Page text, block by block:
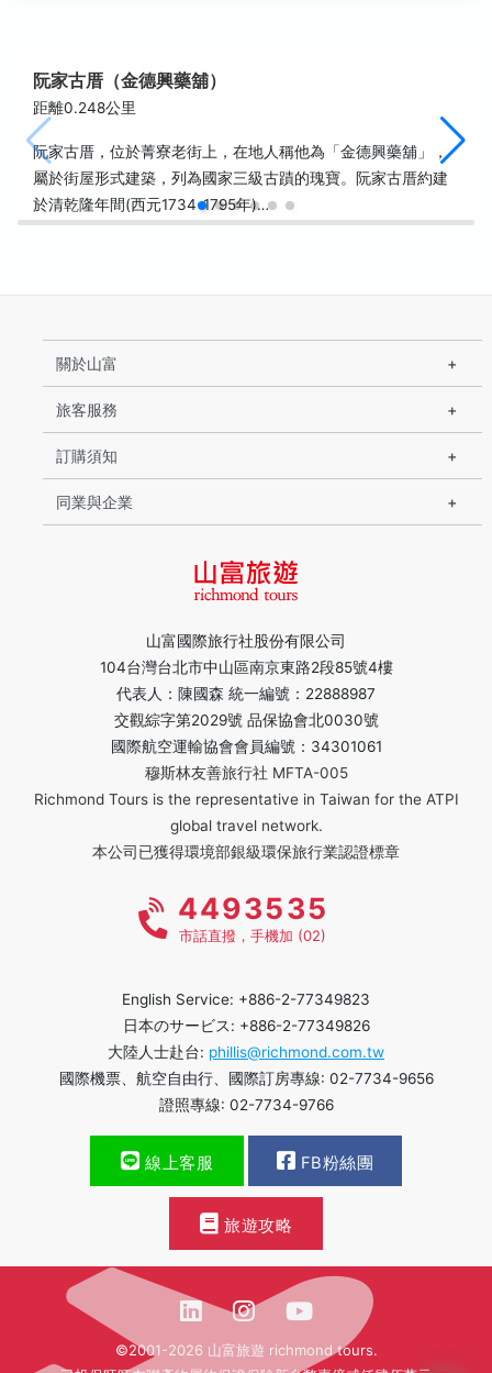
阮家古厝（金德興藥舖）
距離0.248公里
阮家古厝，位於菁寮老街上，在地人稱他為「金德興藥舖」，
屬於街屋形式建築，列為國家三級古蹟的瑰寶。阮家古厝約建
於清乾隆年間(西元1734-1795年)…
山富國際旅行社股份有限公司
104台灣台北市中山區南京東路2段85號4樓
代表人：陳國森 統一編號：22888987
交觀綜字第2029號 品保協會北0030號
國際航空運輸協會會員編號：34301061
穆斯林友善旅行社 MFTA-005
Richmond Tours is the representative in Taiwan for the ATPI
global travel network.
本公司已獲得環境部銀級環保旅行業認證標章
關於山富
旅客服務
訂購須知
同業與企業
4493535
市話直撥，手機加 (02)
English Service: +886-2-77349823
日本のサービス: +886-2-77349826
大陸人士赴台: phillis@richmond.com.tw
國際機票、航空自由行、國際訂房專線: 02-7734-9656
證照專線: 02-7734-9766
線上客服 FB粉絲團
旅遊攻略
©2001-2026 山富旅遊 richmond tours.